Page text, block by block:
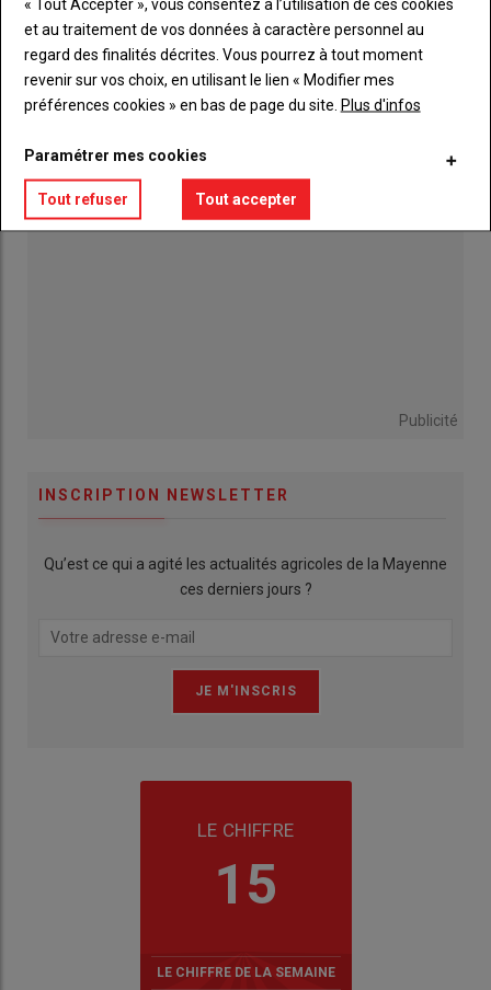
Terrena. Moissons : une récolte 2026 «
exceptionnellement précoce »
Publicité
INSCRIPTION NEWSLETTER
Qu’est ce qui a agité les actualités agricoles de la Mayenne
ces derniers jours ?
LE CHIFFRE
15
LE CHIFFRE DE LA SEMAINE
« Tout Accepter », vous consentez à l’utilisation de ces cookies
et au traitement de vos données à caractère personnel au
regard des finalités décrites. Vous pourrez à tout moment
revenir sur vos choix, en utilisant le lien « Modifier mes
préférences cookies » en bas de page du site. Plus d'infos
Paramétrer mes cookies
Tout refuser Tout accepter